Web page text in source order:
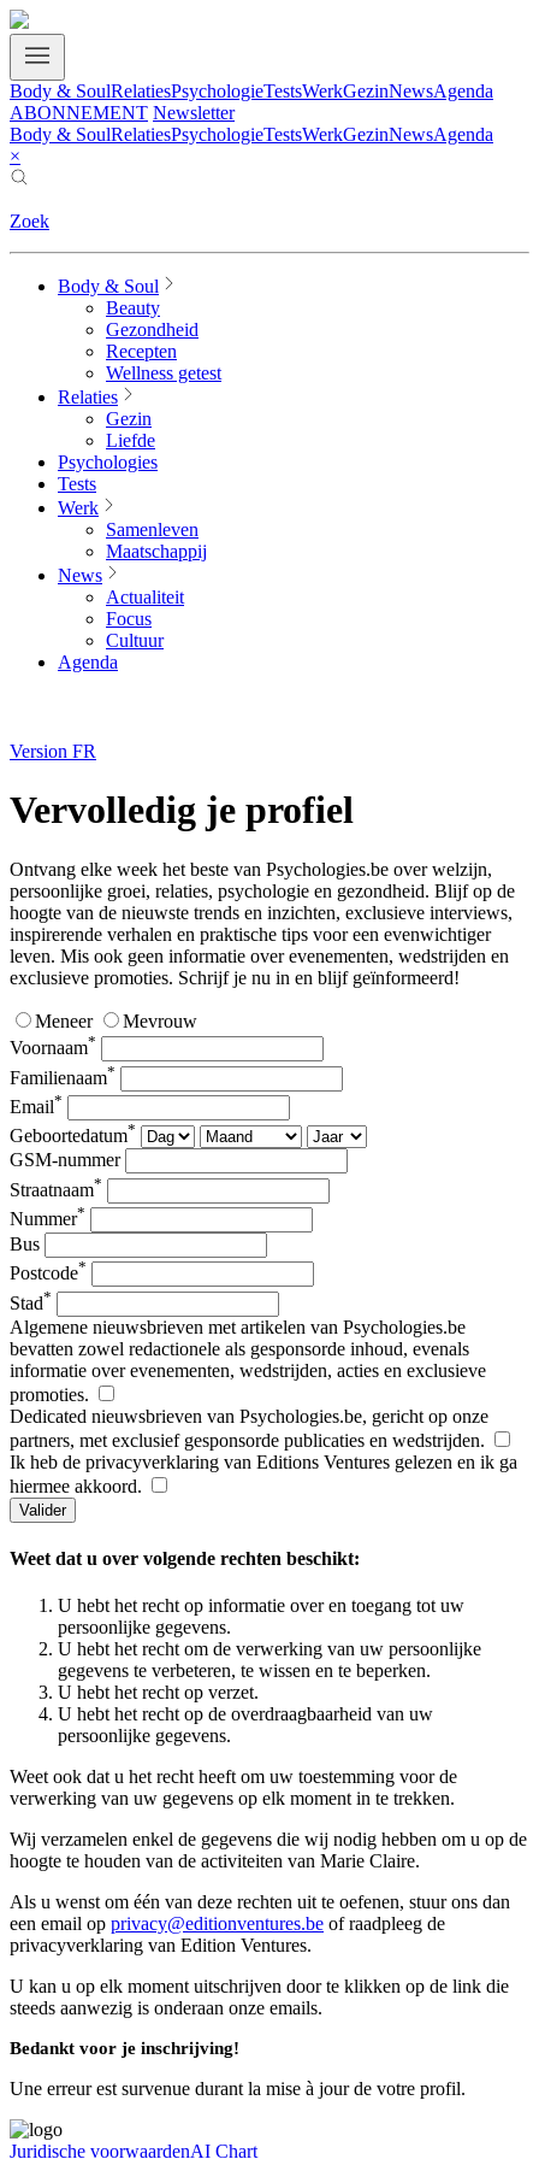
Body & SoulRelatiesPsychologieTestsWerkGezinNewsAgenda
ABONNEMENT Newsletter
Body & SoulRelatiesPsychologieTestsWerkGezinNewsAgenda
×
Zoek
Body & Soul
Beauty
Gezondheid
Recepten
Wellness getest
Relaties
Gezin
Liefde
Psychologies
Tests
Werk
Samenleven
Maatschappij
News
Actualiteit
Focus
Cultuur
Agenda
Version FR
Vervolledig je profiel
Ontvang elke week het beste van Psychologies.be over welzijn,
persoonlijke groei, relaties, psychologie en gezondheid. Blijf op de
hoogte van de nieuwste trends en inzichten, exclusieve interviews,
inspirerende verhalen en praktische tips voor een evenwichtiger
leven. Mis ook geen informatie over evenementen, wedstrijden en
exclusieve promoties. Schrijf je nu in en blijf geïnformeerd!
Meneer
Mevrouw
Voornaam*
Familienaam*
Email*
Geboortedatum*
GSM-nummer
Straatnaam*
Nummer*
Bus
Postcode*
Stad*
Algemene nieuwsbrieven met artikelen van Psychologies.be
bevatten zowel redactionele als gesponsorde inhoud, evenals
informatie over evenementen, wedstrijden, acties en exclusieve
promoties.
Dedicated nieuwsbrieven van Psychologies.be, gericht op onze
partners, met exclusief gesponsorde publicaties en wedstrijden.
Ik heb de privacyverklaring van Editions Ventures gelezen en ik ga
hiermee akkoord.
Weet dat u over volgende rechten beschikt:
U hebt het recht op informatie over en toegang tot uw
persoonlijke gegevens.
U hebt het recht om de verwerking van uw persoonlijke
gegevens te verbeteren, te wissen en te beperken.
U hebt het recht op verzet.
U hebt het recht op de overdraagbaarheid van uw
persoonlijke gegevens.
Weet ook dat u het recht heeft om uw toestemming voor de
verwerking van uw gegevens op elk moment in te trekken.
Wij verzamelen enkel de gegevens die wij nodig hebben om u op de
hoogte te houden van de activiteiten van Marie Claire.
Als u wenst om één van deze rechten uit te oefenen, stuur ons dan
een email op privacy@editionventures.be of raadpleeg de
privacyverklaring van Edition Ventures.
U kan u op elk moment uitschrijven door te klikken op de link die
steeds aanwezig is onderaan onze emails.
Bedankt voor je inschrijving!
Une erreur est survenue durant la mise à jour de votre profil.
Juridische voorwaardenAI Chart